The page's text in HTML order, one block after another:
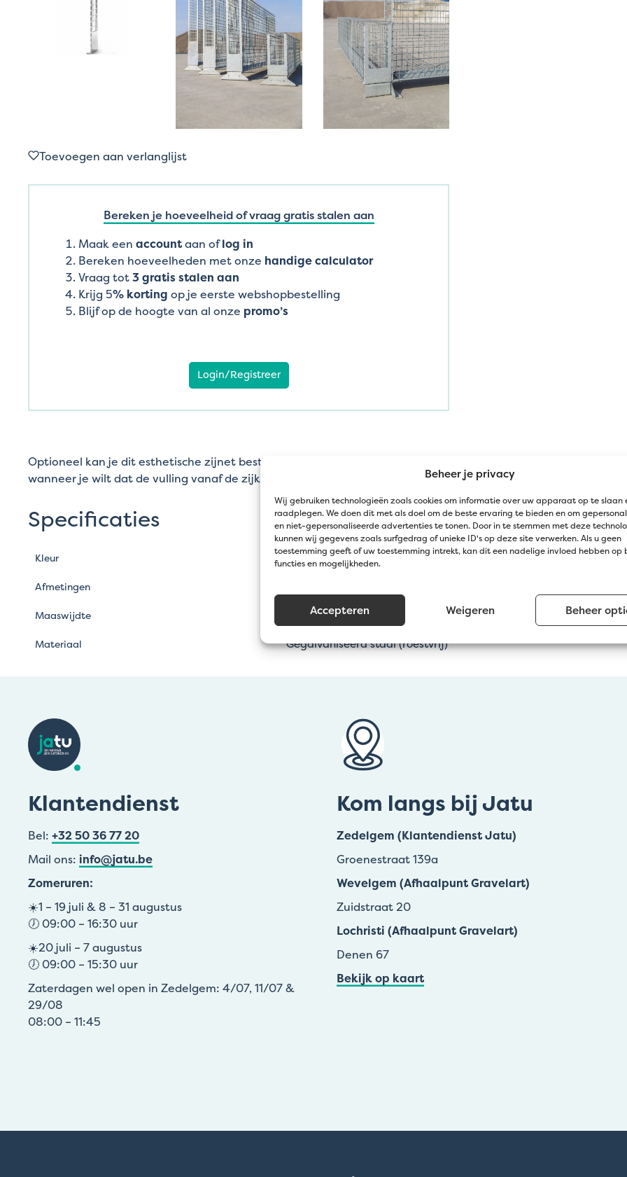
Beheer je privacy
Wij gebruiken technologieën zoals cookies om informatie over uw apparaat op te slaan
raadplegen. We doen dit met als doel om de beste ervaring te bieden en om
en niet-gepersonaliseerde advertenties te tonen. Door in te stemmen met deze
kunnen wij gegevens zoals surfgedrag of unieke ID's op deze site verwerken. Als u geen
toestemming geeft of uw toestemming intrekt, kan dit een nadelige invloed hebben op
functies en mogelijkheden.
Accepteren Weigeren Beheer
Toevoegen aan verlanglijst
Bereken je hoeveelheid of vraag gratis stalen aan
Maak een accountaan oflog in
Bereken hoeveelheden met onze handige calculator
Vraag tot3 gratis stalen aan
Krijg 5% korting op je eerste webshopbestelling
Blijf op de hoogte van al onze promo’s
Login/Registreer
Optioneel kan je dit esthetische zijnet bestellen. Dit heb je alleen nodig
wanneer je wilt dat de vulling vanaf de zijkant zichtbaar moet zijn.
Specificaties
Kleur Grijs
Afmetingen
Maaswijdte 5 x 5 cm
Materiaal Gegalvaniseerd staal (roestvrij)
Klantendienst
Bel: +32 50 36 77 20
Mail ons: info@jatu.be
Zomeruren:
☀️1 – 19 juli & 8 – 31 augustus
🕖 09:00 – 16:30 uur
☀️20 juli – 7 augustus
🕖 09:00 – 15:30 uur
Zaterdagen wel open in Zedelgem: 4/07, 11/07 &
29/08
08:00 – 11:45
Kom langs bij Jatu
Zedelgem (Klantendienst Jatu)
Groenestraat 139a
Wevelgem (Afhaalpunt Gravelart)
Zuidstraat 20
Lochristi (Afhaalpunt Gravelart)
Denen 67
Bekijk op kaart